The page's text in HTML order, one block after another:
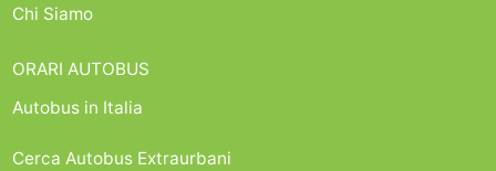
Chi Siamo
ORARI AUTOBUS
Autobus in Italia
Cerca Autobus Extraurbani